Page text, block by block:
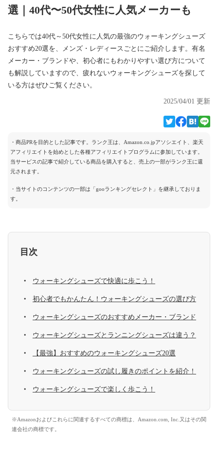
選｜40代〜50代女性に人気メーカーも
こちらでは40代～50代女性に人気の最強のウォーキングシューズ
おすすめ20選を、メンズ・レディースごとにご紹介します。有名
メーカー・ブランドや、初心者にもわかりやすい選び方について
も解説していますので、疲れないウォーキングシューズを探して
いる方はぜひご覧ください。
2025/04/01 更新
・商品PRを目的とした記事です。ランク王は、Amazon.co.jpアソシエイト、楽天
アフィリエイトを始めとした各種アフィリエイトプログラムに参加しています。
当サービスの記事で紹介している商品を購入すると、売上の一部がランク王に還
元されます。
・当サイトのコンテンツの一部は「gooランキングセレクト」を継承しておりま
す。
目次
ウォーキングシューズで快適に歩こう！
初心者でもかんたん！ウォーキングシューズの選び方
ウォーキングシューズのおすすめメーカー・ブランド
ウォーキングシューズとランニングシューズは違う？
【最強】おすすめのウォーキングシューズ20選
ウォーキングシューズの試し履きのポイントを紹介！
ウォーキングシューズで楽しく歩こう！
※Amazonおよびこれらに関連するすべての商標は、Amazon.com, Inc.又はその関
連会社の商標です。